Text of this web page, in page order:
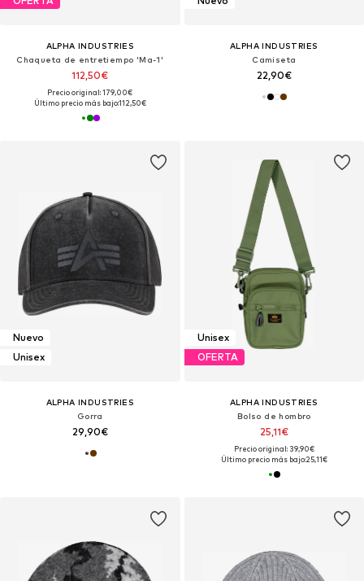
ALPHA INDUSTRIES
Chaqueta de entretiempo 'Ma-1'
112,50€
Precio original: 179,00€
Último precio más bajo:112,50€
ALPHA INDUSTRIES
Camiseta
22,90€
Nuevo
Unisex
ALPHA INDUSTRIES
Gorra
29,90€
Unisex
OFERTA
ALPHA INDUSTRIES
Bolso de hombro
25,11€
Precio original: 39,90€
Último precio más bajo:25,11€